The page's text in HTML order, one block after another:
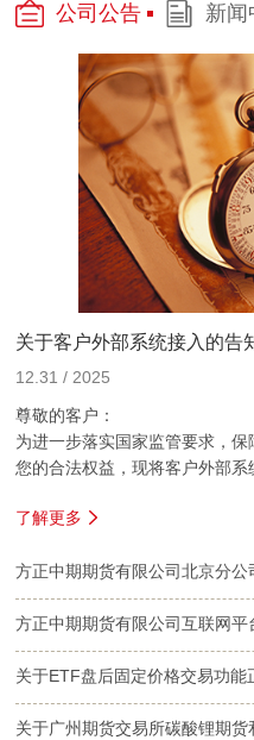
公司公告 新闻
关于客户外部系统接入的告
12.31 / 2025
尊敬的客户：
为进一步落实国家监管要求，
您的合法权益，现将客户外部系
如您使用外部软件接入我司交
关信息，并配合完成信息登记与
二、配合开展客户身份核实
根据管理要求，我司可能在客
话回访等方式对您的身份信息
核实，请您予以配合。
三、定期开展交易行为自查
请您定期关注自身账户交易情
了解更多
方正中期期货有限公司北京分
方正中期期货有限公司互联网平
关于ETF盘后固定价格交易功能